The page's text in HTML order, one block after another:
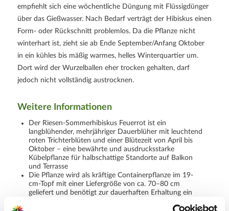
empfiehlt sich eine wöchentliche Düngung mit Flüssigdünger
über das Gießwasser. Nach Bedarf verträgt der Hibiskus einen
Form- oder Rückschnitt problemlos. Da die Pflanze nicht
winterhart ist, zieht sie ab Ende September/Anfang Oktober
in ein kühles bis mäßig warmes, helles Winterquartier um.
Dort wird der Wurzelballen eher trocken gehalten, darf
jedoch nicht vollständig austrocknen.
Weitere Informationen
Der Riesen-Sommerhibiskus Feuerrot ist ein
langblühender, mehrjähriger Dauerblüher mit leuchtend
roten Trichterblüten und einer Blütezeit von April bis
Oktober – eine bewährte und ausdrucksstarke
Kübelpflanze für halbschattige Standorte auf Balkon
und Terrasse
Die Pflanze wird als kräftige Containerpflanze im 19-
cm-Topf mit einer Liefergröße von ca. 70–80 cm
geliefert und benötigt zur dauerhaften Erhaltung ein